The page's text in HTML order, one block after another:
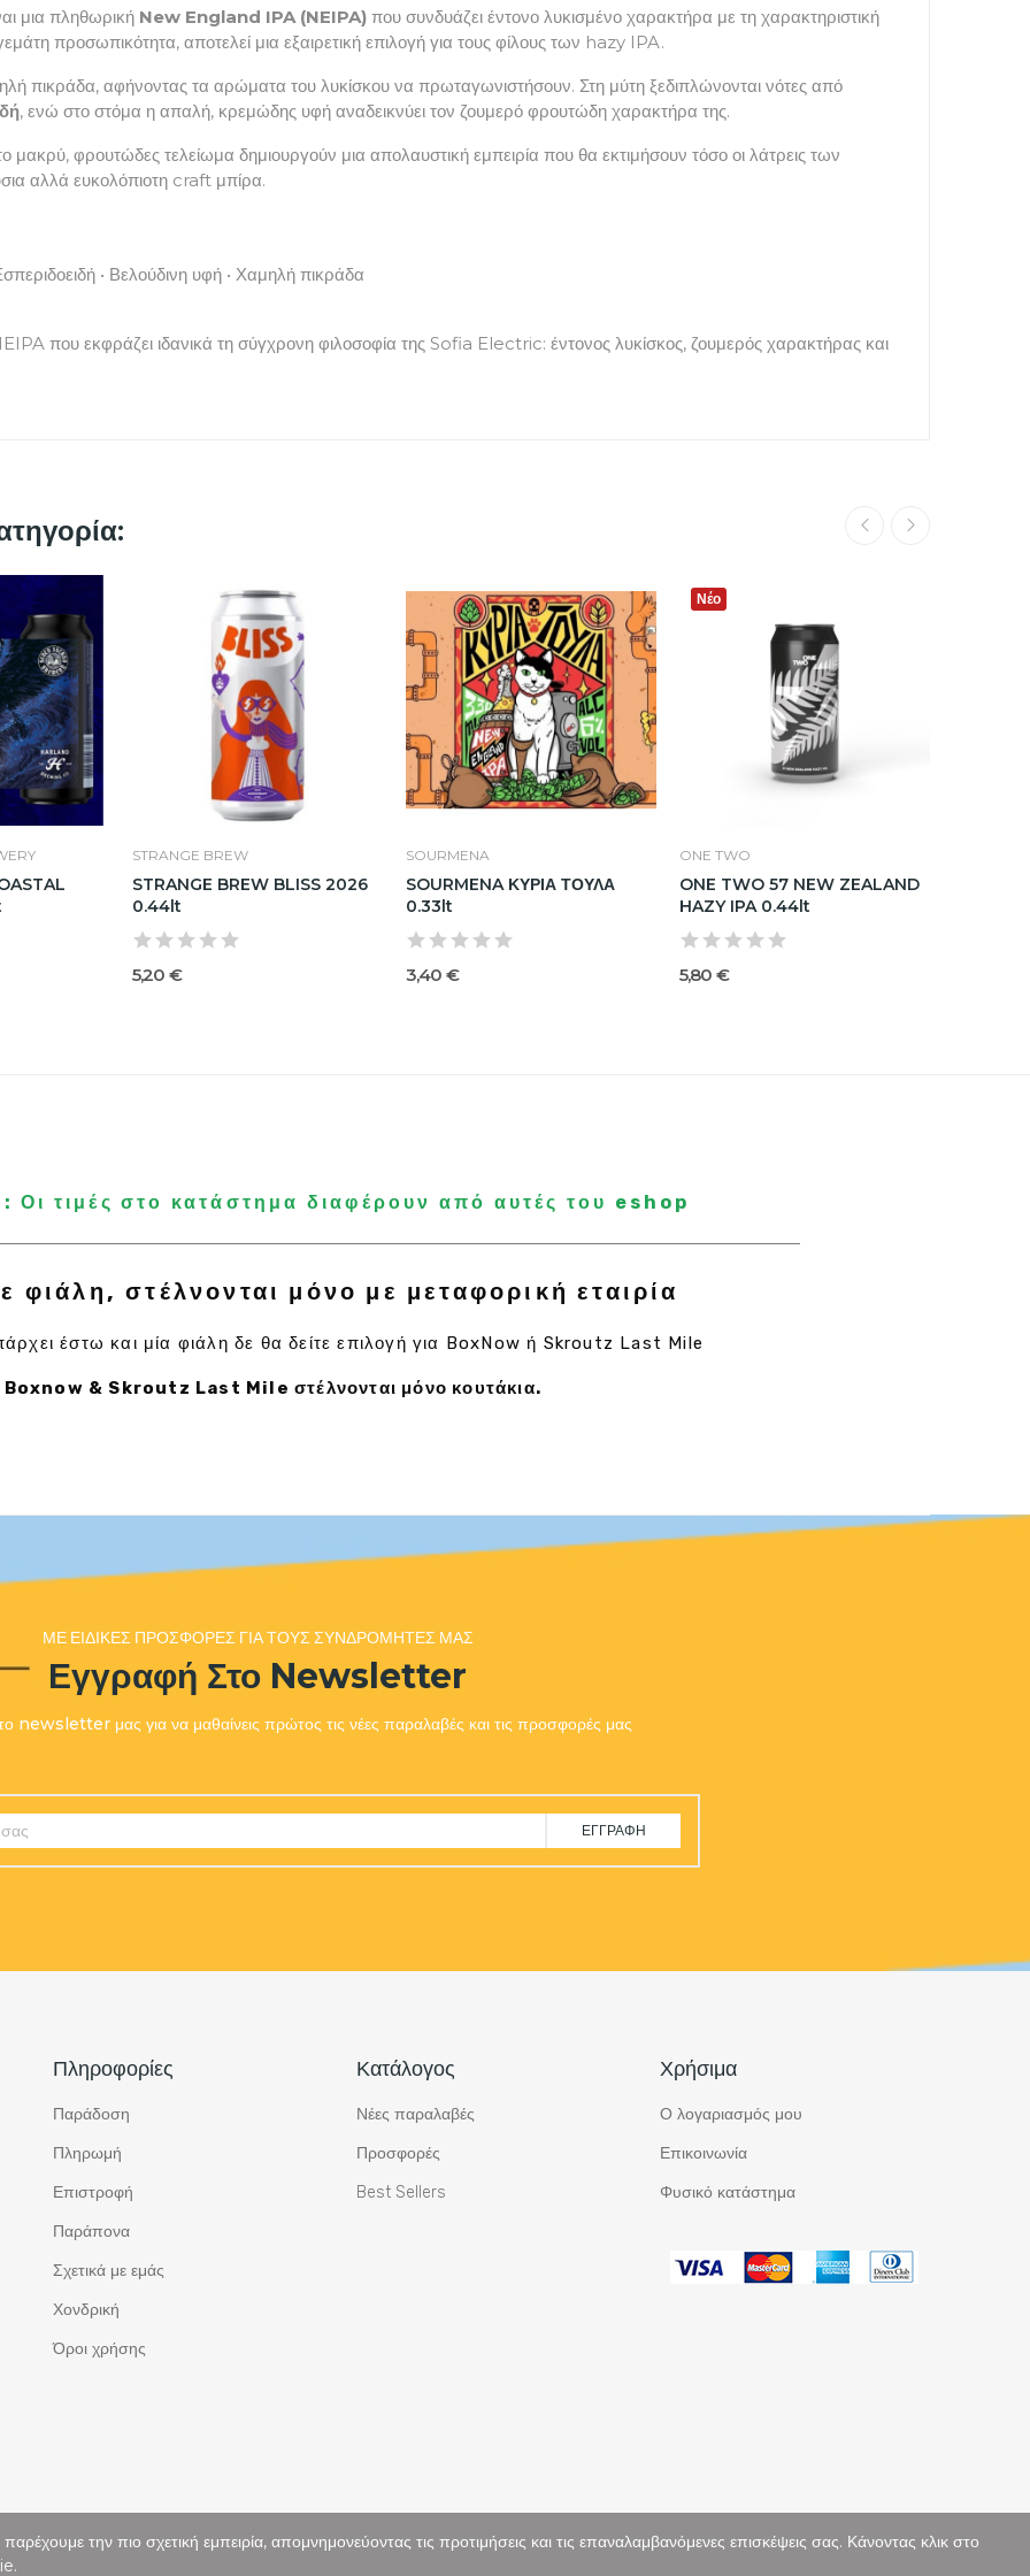
μια πληθωρική New England IPA (NEIPA) που συνδυάζει έντονο λυκισμένο χαρακτήρα με τη χαρακτηριστική
προσωπικότητα, αποτελεί μια εξαιρετική επιλογή για τους φίλους των hazy IPA.
πικράδα, αφήνοντας τα αρώματα του λυκίσκου να πρωταγωνιστήσουν. Στη μύτη ξεδιπλώνονται νότες από
, ενώ στο στόμα η απαλή, κρεμώδης υφή αναδεικνύει τον ζουμερό φρουτώδη χαρακτήρα της.
φρουτώδες τελείωμα δημιουργούν μια απολαυστική εμπειρία που θα εκτιμήσουν τόσο οι λάτρεις των
αλλά ευκολόπιοτη craft μπίρα.
• Βελούδινη υφή • Χαμηλή πικράδα
που εκφράζει ιδανικά τη σύγχρονη φιλοσοφία της Sofia Electric: έντονος λυκίσκος, ζουμερός χαρακτήρας και
STRANGE BREW
STRANGE BREW BLISS 2026
0.44lt
5,20 €
SOURMENA
SOURMENA ΚΥΡΙΑ ΤΟΥΛΑ
0.33lt
3,40 €
Νέο
ONE TWO
ONE TWO 57 NEW ZEALAND
HAZY IPA 0.44lt
5,80 €
Οι τιμές στο κατάστημα διαφέρουν από αυτές του eshop
φιάλη, στέλνονται μόνο με μεταφορική εταιρία
έστω και μία φιάλη δε θα δείτε επιλογή για BoxNow ή Skroutz Last Mile
& Skroutz Last Mile στέλνονται μόνο κουτάκια.
ΜΕ ΕΙΔΙΚΈΣ ΠΡΟΣΦΟΡΈΣ ΓΙΑ ΤΟΥΣ ΣΥΝΔΡΟΜΗΤΈΣ ΜΑΣ
Εγγραφή Στο Newsletter
newsletter μας για να μαθαίνεις πρώτος τις νέες παραλαβές και τις προσφορές μας
ΕΓΓΡΑΦΉ
Πληροφορίες
Παράδοση
Πληρωμή
Επιστροφή
Παράπονα
Σχετικά με εμάς
Χονδρική
Όροι χρήσης
Κατάλογος
Νέες παραλαβές
Προσφορές
Best Sellers
Χρήσιμα
Ο λογαριασμός μου
Επικοινωνία
Φυσικό κατάστημα
την πιο σχετική εμπειρία, απομνημονεύοντας τις προτιμήσεις και τις επαναλαμβανόμενες επισκέψεις σας. Κάνοντας κλικ στο